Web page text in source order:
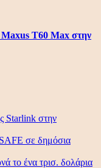
T60 Max στην
Starlink στην
σε δημόσια
το ένα τρισ. δολάρια